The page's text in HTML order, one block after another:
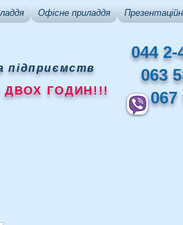
Офісне приладдя
підприємств
ГОДИН!!!
044 2-
063
067